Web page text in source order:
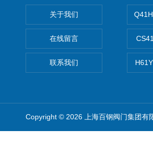
关于我们
在线留言
联系我们
Copyright © 2026 上海百钢阀门集团有